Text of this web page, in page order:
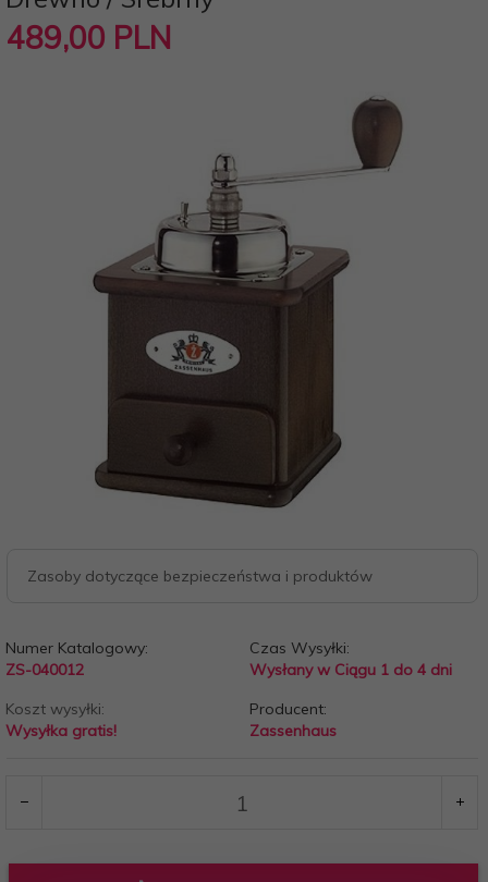
489,00 PLN
Zasoby dotyczące bezpieczeństwa i produktów
Numer Katalogowy:
ZS-040012
Czas Wysyłki:
Wysłany w Ciągu 1 do 4 dni
Koszt wysyłki:
Wysyłka gratis!
Producent:
Zassenhaus